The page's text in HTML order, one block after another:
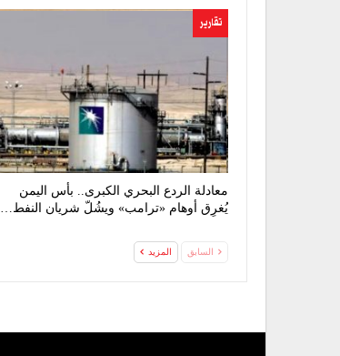
تقارير
معادلة الردع البحري الكبرى.. بأس اليمن
يُغرِق أوهام «ترامب» ويشُلّ شريان النفط…
السابق المزيد